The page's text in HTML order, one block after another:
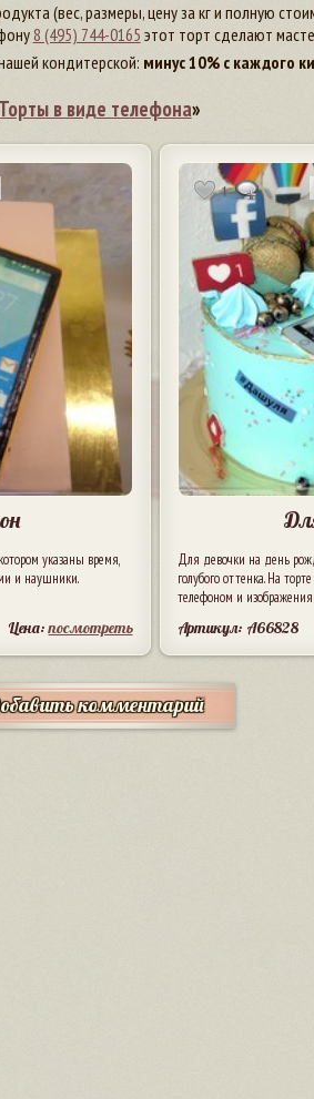
(вес, размеры, цену за кг и полную
8 (495) 744-0165 этот торт сделают
кондитерской: минус 10% с каждого
Торты в виде телефона»
указаны время,
и наушники.
Цена:посмотреть
1
Для девочки на день
голубого оттенка. На
телефоном и
Артикул: A66828
комментарий